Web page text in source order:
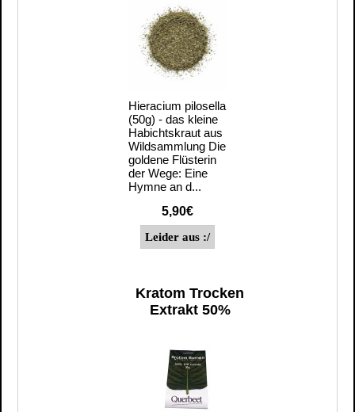
Hieracium pilosella
(50g) - das kleine
Habichtskraut aus
Wildsammlung Die
goldene Flüsterin
der Wege: Eine
Hymne an d...
5,90€
Kratom Trocken
Extrakt 50%